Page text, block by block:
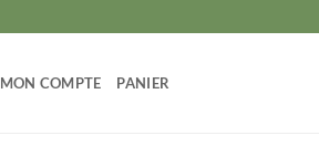
MON COMPTE PANIER